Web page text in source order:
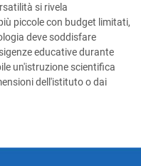
si rivela
piccole con budget limitati,
deve soddisfare
educative durante
un'istruzione scientifica
dell'istituto o dai